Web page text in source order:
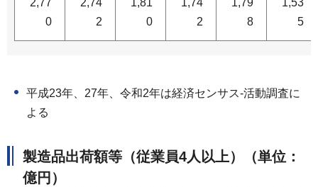
2,77
0
2,74
2
1,81
0
1,74
2
1,79
8
1,53
5
平成23年、27年、令和2年は経済センサス-活動調査に
よる
製造品出荷額等（従業員4人以上）（単位：
億円）